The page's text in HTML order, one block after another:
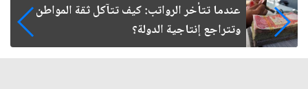
صمت الطريق بعد الأربعين